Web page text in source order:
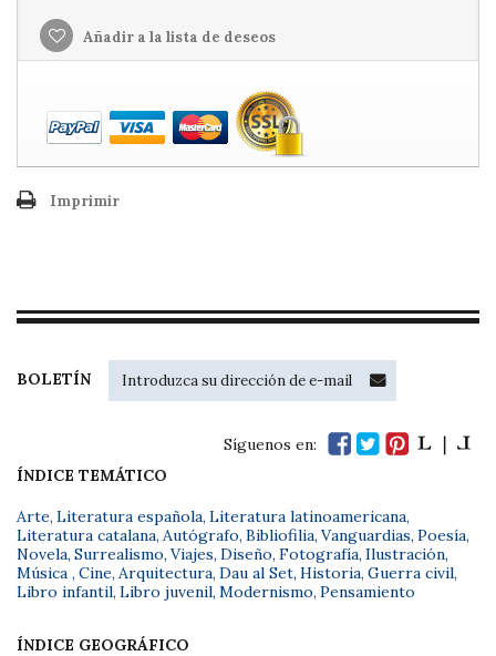
Añadir a la lista de deseos
Imprimir
BOLETÍN
Síguenos en:
ÍNDICE TEMÁTICO
Arte, Literatura española, Literatura latinoamericana,
Literatura catalana, Autógrafo, Bibliofilia, Vanguardias, Poesía,
Novela, Surrealismo, Viajes, Diseño, Fotografía, Ilustración,
Música , Cine, Arquitectura, Dau al Set, Historia, Guerra civil,
Libro infantil, Libro juvenil, Modernismo, Pensamiento
ÍNDICE GEOGRÁFICO